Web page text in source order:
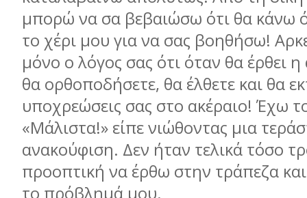
μπορώ να σα βεβαιώσω ότι θα κάνω
το χέρι μου για να σας βοηθήσω!
μόνο ο λόγος σας ότι όταν θα έρθει
θα ορθοποδήσετε, θα έλθετε και θα
υποχρεώσεις σας στο ακέραιο! Έχω
«Μάλιστα!» είπε νιώθοντας μια
ανακούφιση. Δεν ήταν τελικά τόσο
προοπτική να έρθω στην τράπεζα
το πρόβλημά μου.